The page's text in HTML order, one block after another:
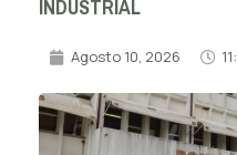
INDUSTRIAL
Agosto 10, 2026